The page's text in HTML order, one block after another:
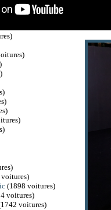
(1898 voitures)
voitures)
voitures)